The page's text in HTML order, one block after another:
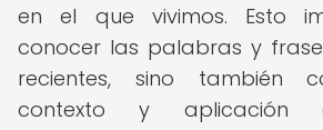
en el que vivimos. Esto
conocer las palabras y
recientes, sino también
contexto y aplicación